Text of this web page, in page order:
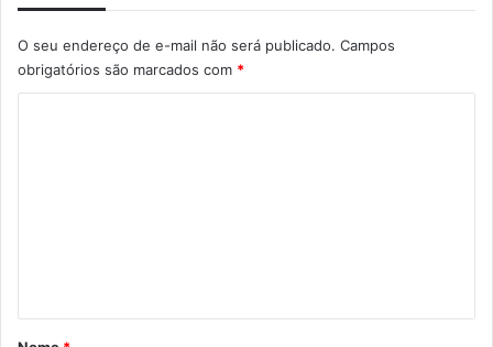
O seu endereço de e-mail não será publicado. Campos
obrigatórios são marcados com *
r